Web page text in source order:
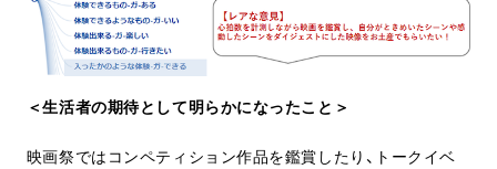
＜生活者の期待として明らかになったこと＞
映画祭ではコンペティション作品を鑑賞したり、トークイベ